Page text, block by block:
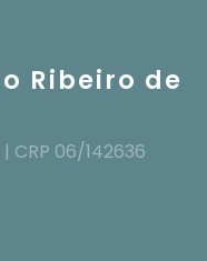
Ribeiro de
CRP 06/142636